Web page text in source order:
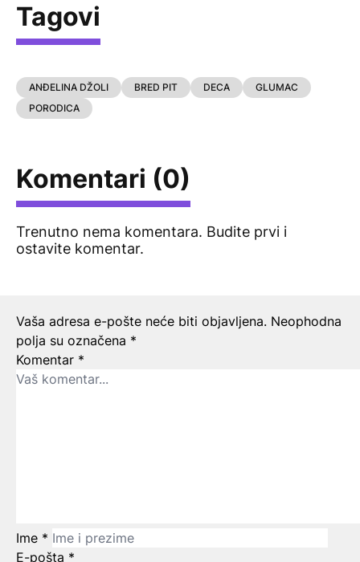
Tagovi
ANĐELINA DŽOLI BRED PIT DECA
GLUMAC
PORODICA
Komentari (0)
Trenutno nema komentara. Budite prvi i
ostavite komentar.
Ostavite odgovor
Vaša adresa e-pošte neće biti objavljena. Neophodna
polja su označena *
Komentar *
Ime *
E-pošta *